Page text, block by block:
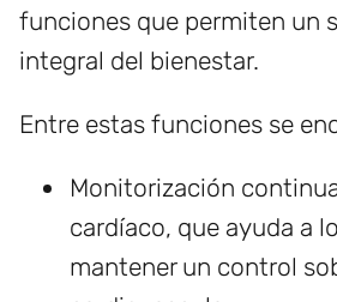
funciones que permiten un
integral del bienestar.
Entre estas funciones se
Monitorización
cardíaco, que ayuda a
mantener un control